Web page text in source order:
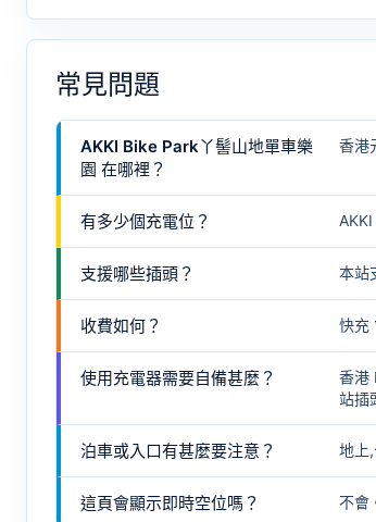
常見問題
AKKI Bike Park丫髻山地單車樂
園 在哪裡？
香港
有多少個充電位？
支援哪些插頭？ 本站
收費如何？ 快充
使用充電器需要自備甚麼？
香港
站插
泊車或入口有甚麼要注意？ 地上
這頁會顯示即時空位嗎？ 不會